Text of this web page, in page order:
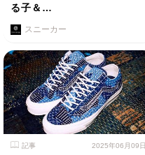
る子＆…
スニーカー
記事 2025年06月09日